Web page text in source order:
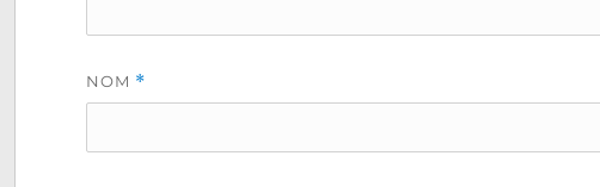
NOM *